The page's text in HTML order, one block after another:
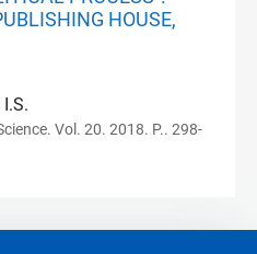
HOUSE,
Vol. 20. 2018. P.. 298-